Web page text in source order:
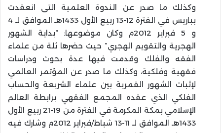
وكذلك ما صدر عن الندوة العلمية التى انعقدت
بباريس في الفترة 12-13 ربيع الأول 1433هـ الموافق لـ 4
و 5 فبراير 2012م وكان موضوعها: “بداية الشهور
الهجرية والتقويم الهجري” حيث حضرها ثلة من علماء
الفقه والفلك وقدمت فيها عدة بحوث ودراسات
فقهية وفلكية، وكذلك ما صدر عن المؤتمر العالمي
لإثبات الشهور القمرية بين علماء الشريعة والحساب
الفلكي الذي عقده المجمع الفقهي برابطة العالم
الإسلامي بمكة المكرمة في الفترة من 19-21 ربيع الأول
1433هـ الموافق لـ 11-13 شباط/فبراير 2012م وشارك فيه